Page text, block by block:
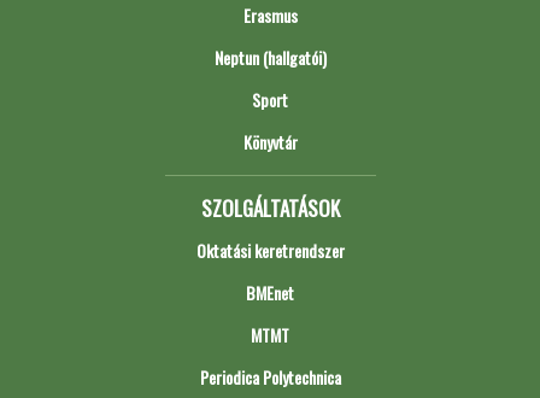
Erasmus
Neptun (hallgatói)
Sport
Könyvtár
SZOLGÁLTATÁSOK
Oktatási keretrendszer
BMEnet
MTMT
Periodica Polytechnica